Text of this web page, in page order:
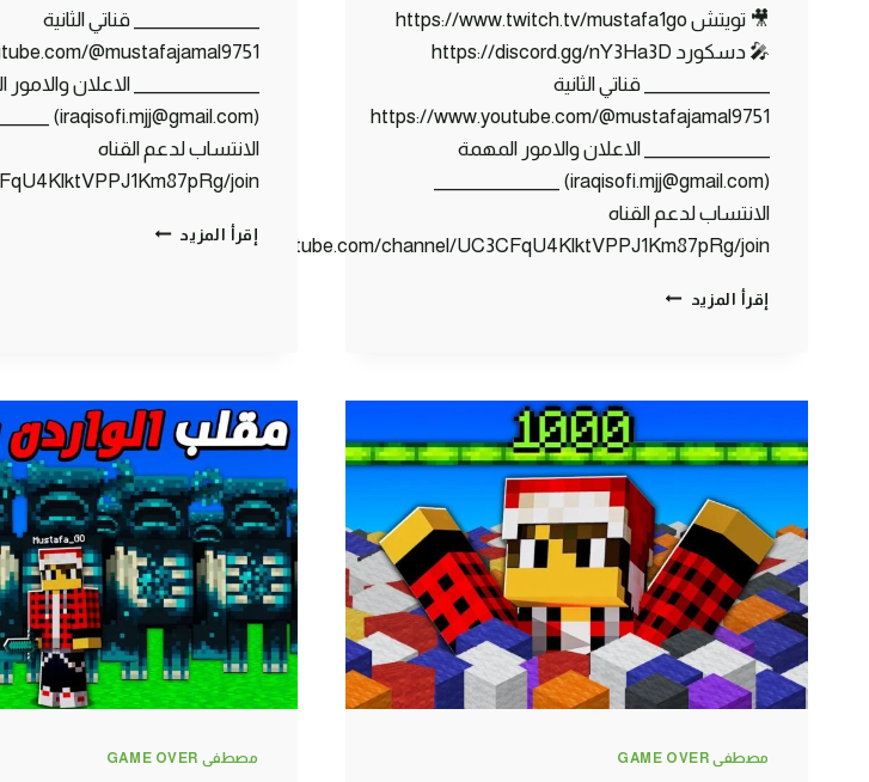
🎥 تويتش https://www.twitch.tv/mustafa1go
🎤 دسكورد https://discord.gg/nY3Ha3D
_______________ قناتي الثانية
https://www.youtube.com/@mustafajamal9751
_______________ الاعلان والامور المهمة
(iraqisofi.mjj@gmail.com) _______________
الانتساب لدعم القناه
https://www.youtube.com/channel/UC3CFqU4KlktVPPJ1Km87pRg/join
إقرأ المزيد قوة
ماين
كرافت
الوجود
_______________ قناتي الثانية
@mustafajamal9751
_______________ الاعلان
_______________
الانتساب لدعم القناه
join
إقرأ المزيد كلانس
الهـكـر
|
من
سينتصر
؟!!
مصطفى GAME OVER مصطفى GAME OVER